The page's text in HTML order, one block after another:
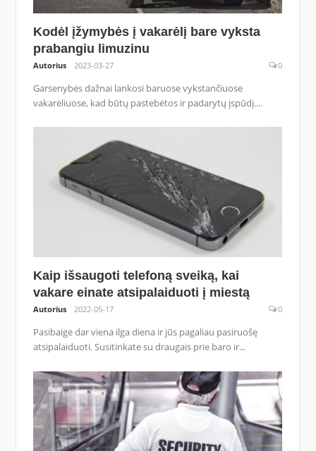
Kodėl įžymybės į vakarėlį bare vyksta
prabangiu limuzinu
Autorius 2023-03-27 0
Garsenybės dažnai lankosi baruose vykstančiuose
vakarėliuose, kad būtų pastebėtos ir padarytų įspūdį....
Kaip išsaugoti telefoną sveiką, kai
vakare einate atsipalaiduoti į miestą
Autorius 2022-05-17 0
Pasibaigė dar viena ilga diena ir jūs pagaliau pasiruošę
atsipalaiduoti. Susitinkate su draugais prie baro ir...